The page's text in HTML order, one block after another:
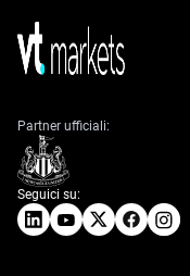
Seguici su:
Partner ufficiali: